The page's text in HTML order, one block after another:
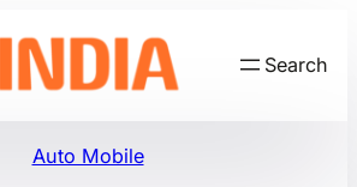
Search
Auto Mobile